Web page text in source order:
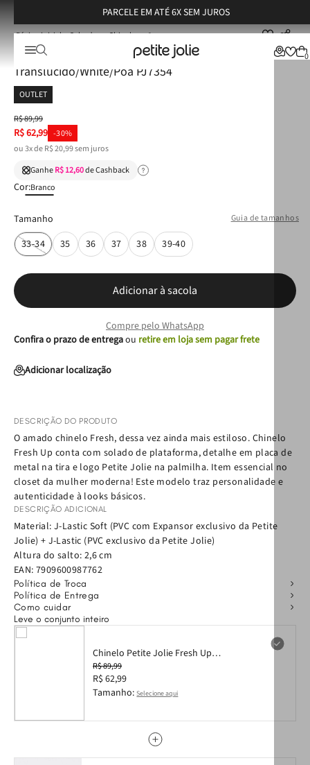
PARCELE EM ATÉ 6X SEM JUROS
0
Calçados Chinelos Chinelo Petite Jolie Fresh Up Translúcido/White/Poa PJ7354
Chinelo Petite Jolie Fresh Up
Translúcido/White/Poa PJ7354
OUTLET
R$89,99
R$62,99 -30%
ou3x deR$20,99sem juros
GanheR$ 12,60de Cashback
Cor:Branco
Guia de tamanhos
Tamanho
33-34
35 36 37 38 39-40
Adicionar à sacola
Compre pelo WhatsApp
Confira o prazo de entregaou retire em loja sem pagar frete
Adicionar localização
DESCRIÇÃO DO PRODUTO
O amado chinelo Fresh, dessa vez ainda mais estiloso. Chinelo
Fresh Up conta com solado de plataforma, detalhe em placa de
metal na tira e logo Petite Jolie na palmilha. Item essencial no
closet da mulher moderna! Este modelo traz personalidade e
autenticidade à looks básicos.
DESCRIÇÃO ADICIONAL
Material: J-Lastic Soft (PVC com Expansor exclusivo da Petite
Jolie) + J-Lastic (PVC exclusivo da Petite Jolie)
Altura do salto: 2,6 cm
EAN: 7909600987762
Política de Troca
Política de Entrega
Como cuidar
Leve o conjunto inteiro
Chinelo Petite Jolie Fresh Up
Translúcido/White/Poa PJ7354 35
R$ 89,99
R$ 62,99
Tamanho: Selecione aqui